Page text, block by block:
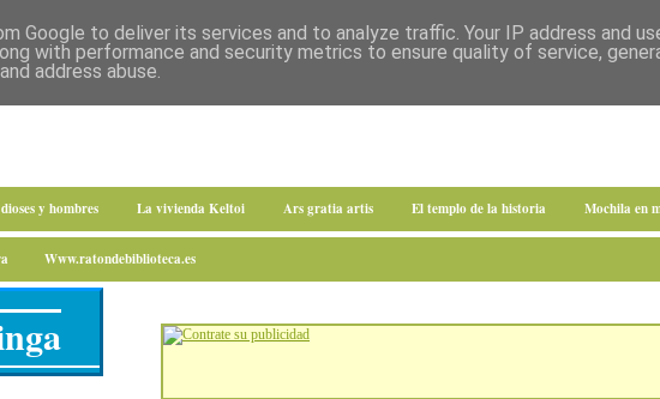
y hombres La vivienda Keltoi Ars gratia artis El templo de la historia Mochila en
Www.ratondebiblioteca.es
Google to deliver its services and to analyze traffic. Your IP address and
with performance and security metrics to ensure quality of service,
address abuse.